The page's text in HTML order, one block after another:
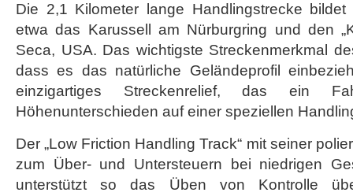
Die 2,1 Kilometer lange Handlingstrecke
etwa das Karussell am Nürburgring und den
Seca, USA. Das wichtigste Streckenmerkmal
dass es das natürliche Geländeprofil
einzigartiges Streckenrelief, das ein
Höhenunterschieden auf einer speziellen
Der „Low Friction Handling Track“ mit seiner
zum Über- und Untersteuern bei niedrigen
unterstützt so das Üben von Kontrolle